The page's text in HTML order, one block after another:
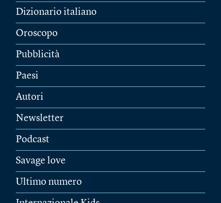
Dizionario italiano
Oroscopo
Pubblicità
Paesi
Autori
Newsletter
Podcast
Savage love
Ultimo numero